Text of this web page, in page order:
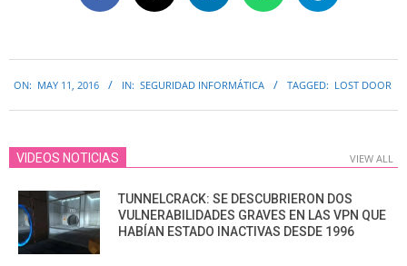
05-
11
ON: MAY 11, 2016 IN: SEGURIDAD INFORMÁTICA TAGGED: LOST DOOR
VIDEOS NOTICIAS VIEW ALL
TUNNELCRACK: SE DESCUBRIERON DOS
VULNERABILIDADES GRAVES EN LAS VPN QUE
HABÍAN ESTADO INACTIVAS DESDE 1996